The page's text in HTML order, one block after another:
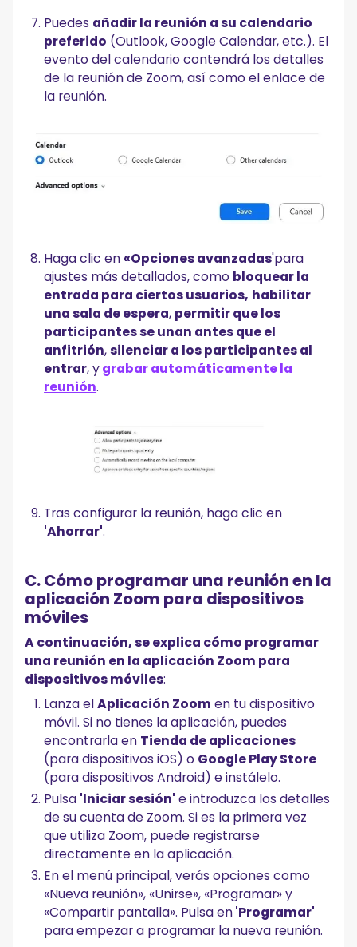
Puedes añadir la reunión a su calendario
preferido (Outlook, Google Calendar, etc.). El
evento del calendario contendrá los detalles
de la reunión de Zoom, así como el enlace de
la reunión.
Haga clic en «Opciones avanzadas'para
ajustes más detallados, como bloquear la
entrada para ciertos usuarios, habilitar
una sala de espera, permitir que los
participantes se unan antes que el
anfitrión,silenciar a los participantes al
entrar, ygrabar automáticamente la
reunión.
Tras configurar la reunión, haga clic en
'Ahorrar'.
C. Cómo programar una reunión en la
aplicación Zoom para dispositivos
móviles
A continuación, se explica cómo programar
una reunión en la aplicación Zoom para
dispositivos móviles:
Lanza elAplicación Zoom en tu dispositivo
móvil. Si no tienes la aplicación, puedes
encontrarla en Tienda de aplicaciones
(para dispositivos iOS) o Google Play Store
(para dispositivos Android) e instálelo.
Pulsa 'Iniciar sesión' e introduzca los detalles
de su cuenta de Zoom. Si es la primera vez
que utiliza Zoom, puede registrarse
directamente en la aplicación.
En el menú principal, verás opciones como
«Nueva reunión», «Unirse», «Programar» y
«Compartir pantalla». Pulsa en'Programar'
para empezar a programar la nueva reunión.